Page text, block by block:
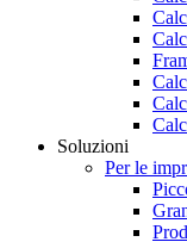
Soluzioni
Per le